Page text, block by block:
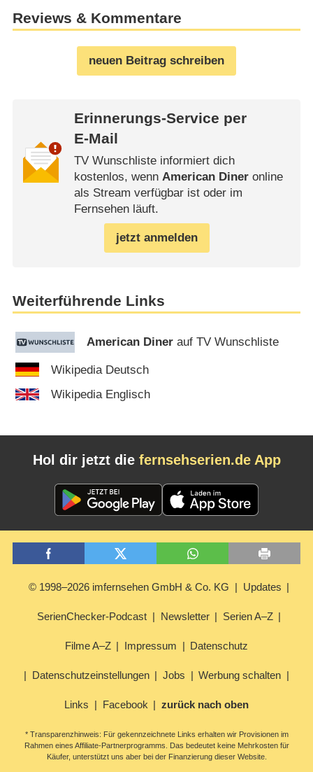
Reviews & Kommentare
neuen Beitrag schreiben
Erinnerungs-Service per
E-Mail
TV Wunschliste informiert dich
kostenlos, wenn American Dineronline
als Stream verfügbar ist oder im
Fernsehen läuft.
jetzt anmelden
Weiterführende Links
American Diner auf TV Wunschliste
Wikipedia Deutsch
Wikipedia Englisch
Hol dir jetzt die fernsehserien.de App
© 1998–2026 imfernsehen GmbH & Co. KG Updates
SerienChecker-Podcast Newsletter Serien A–Z
Filme A–Z Impressum Datenschutz
Datenschutzeinstellungen Jobs Werbung schalten
Links Facebook zurück nach oben
* Transparenzhinweis: Für gekennzeichnete Links erhalten wir Provisionen im
Rahmen eines Affiliate-Partnerprogramms. Das bedeutet keine Mehrkosten für
Käufer, unterstützt uns aber bei der Finanzierung dieser Website.